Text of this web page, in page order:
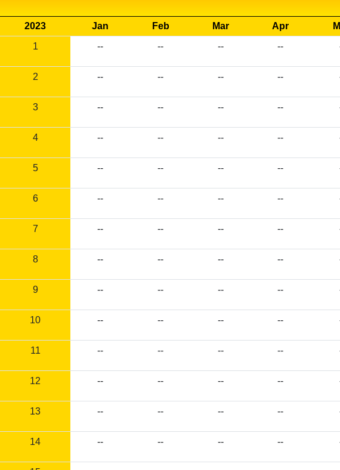
2023 Jan Feb Mar Apr
1
-- -- -- --
2 -- -- -- --
3 -- -- -- --
4 -- -- -- --
5 -- -- -- --
6 -- -- -- --
7 -- -- -- --
8 -- -- -- --
9 -- -- -- --
10 -- -- -- --
11 -- -- -- --
12 -- -- -- --
13 -- -- -- --
14 -- -- -- --